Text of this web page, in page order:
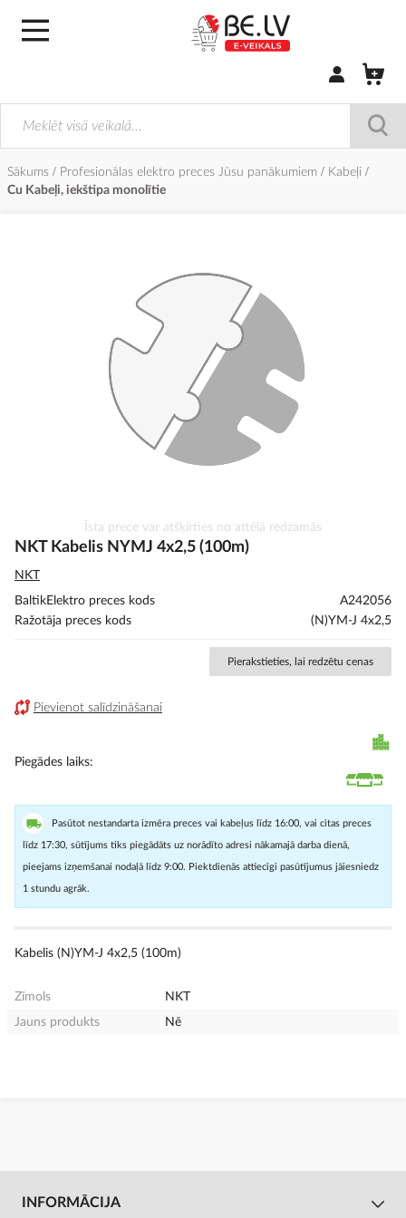
Pierakstīties/
Sākums Profesionālas elektro preces Jūsu panākumiem
Kabeļi
Cu Kabeļi, iekštipa monolītie
uz
sākumu
Īsta prece var atšķirties no attēlā redzamās
NKT Kabelis NYMJ 4x2,5 (100m)
NKT
BaltikElektro preces kods
A242056
Ražotāja preces kods
(N)YM-J 4x2,5
Pierakstieties, lai redzētu cenas
Pievienot salīdzināšanai
Piegādes laiks
Pasūtot nestandarta izmēra preces vai kabeļus līdz 16:00, vai citas preces
līdz 17:30, sūtījums tiks piegādāts uz norādīto adresi nākamajā darba dienā,
pieejams izņemšanai nodaļā līdz 9:00. Piektdienās attiecīgi pasūtījumus jāiesniedz
1 stundu agrāk.
Kabelis (N)YM-J 4x2,5 (100m)
Zīmols
NKT
Jauns produkts
Nē
INFORMĀCIJA